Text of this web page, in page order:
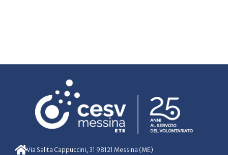
Via Salita Cappuccini, 31 98121 Messina (ME)